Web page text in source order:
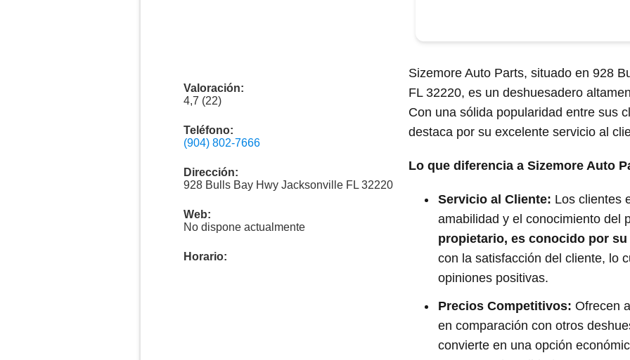
Valoración:
4,7 (22)
Teléfono:
(904) 802-7666
Dirección:
928 Bulls Bay Hwy Jacksonville FL 32220
Web:
No dispone actualmente
Horario:
Sizemore Auto Parts, situado en 928
FL 32220, es un deshuesadero
Con una sólida popularidad entre sus
destaca por su excelente servicio al
Lo que diferencia a Sizemore Auto
Servicio al Cliente: Los clientes
amabilidad y el conocimiento del
propietario, es conocido por
con la satisfacción del cliente, lo
opiniones positivas​.
Precios Competitivos: Ofrecen
en comparación con otros
convierte en una opción